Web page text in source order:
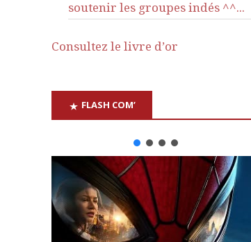
soutenir les groupes indés ^^...
Consultez le livre d’or
FLASH COM’